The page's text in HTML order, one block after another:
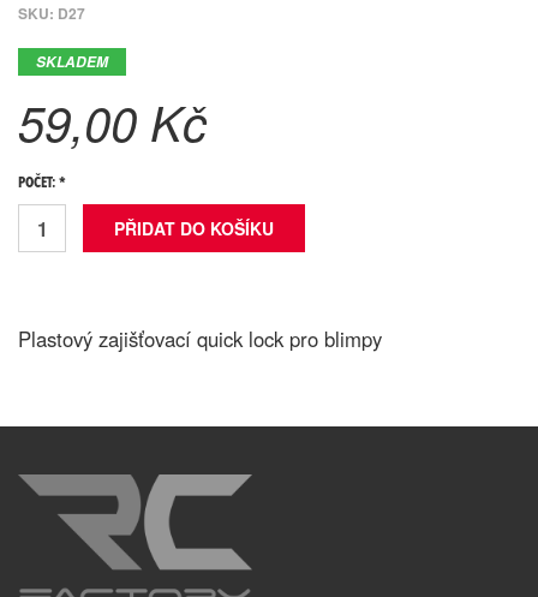
SKU: D27
SKLADEM
59,00 Kč
POČET: *
Plastový zajišťovací quick lock pro blimpy